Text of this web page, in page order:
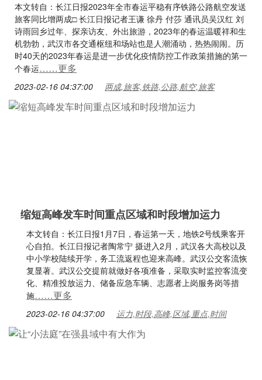
本文转自：长江日报2023年全市春运平稳有序铁路公路航空发送
旅客同比增两成□ 长江日报记者王谦 徐丹 付莎 通讯员吴汉红 刘
诗雨回乡过年、探亲访友、外出旅游，2023年的春运温暖祥和生
机勃勃，武汉市各交通枢纽和场站也是人潮涌动，热热闹闹。历
时40天的2023年春运是进一步优化疫情防控工作政策措施的第一
个春运……更多
2023-02-16 04:37:00 两成,旅客,铁路,公路,航空,旅客
缩短高峰发车时间重点区域和时段增加运力
本文转自：长江日报1月7日，春运第一天，地铁2号线乘客开
心自拍。长江日报记者陶常宁 摄进入2月，武汉各大高校以及
中小学校陆续开学，务工流返程也迎来高峰。武汉公交客流恢
复显著。武汉公交提前就做好各项准备，采取实时监控客流变
化、精准投放运力、储备应急车辆、志愿者上岗服务岗等措
施……更多
2023-02-16 04:37:00 运力,时段,高峰,区域,重点,时间